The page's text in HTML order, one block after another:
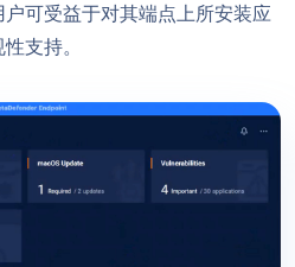
可受益于对其端点上所安装应
支持。